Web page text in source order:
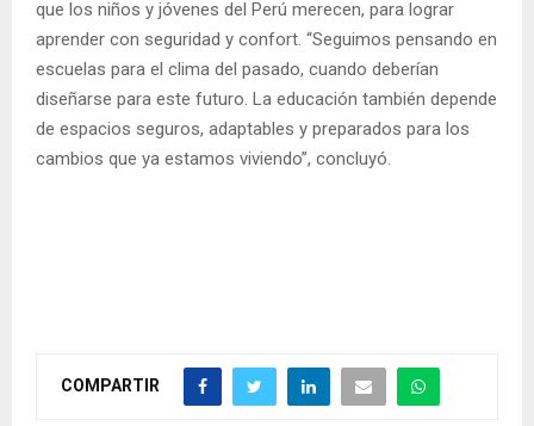
que los niños y jóvenes del Perú merecen, para lograr
aprender con seguridad y confort. “Seguimos pensando en
escuelas para el clima del pasado, cuando deberían
diseñarse para este futuro. La educación también depende
de espacios seguros, adaptables y preparados para los
cambios que ya estamos viviendo”, concluyó.
COMPARTIR